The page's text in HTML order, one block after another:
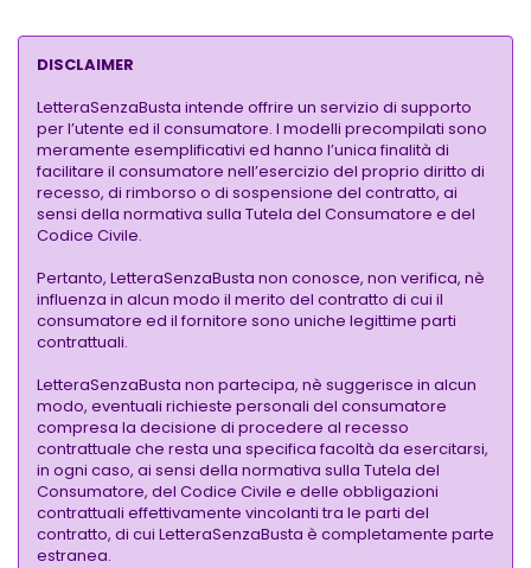
DISCLAIMER
LetteraSenzaBusta intende offrire un servizio di supporto
per l’utente ed il consumatore. I modelli precompilati sono
meramente esemplificativi ed hanno l’unica finalità di
facilitare il consumatore nell’esercizio del proprio diritto di
recesso, di rimborso o di sospensione del contratto, ai
sensi della normativa sulla Tutela del Consumatore e del
Codice Civile.
Pertanto, LetteraSenzaBusta non conosce, non verifica, nè
influenza in alcun modo il merito del contratto di cui il
consumatore ed il fornitore sono uniche legittime parti
contrattuali.
LetteraSenzaBusta non partecipa, nè suggerisce in alcun
modo, eventuali richieste personali del consumatore
compresa la decisione di procedere al recesso
contrattuale che resta una specifica facoltà da esercitarsi,
in ogni caso, ai sensi della normativa sulla Tutela del
Consumatore, del Codice Civile e delle obbligazioni
contrattuali effettivamente vincolanti tra le parti del
contratto, di cui LetteraSenzaBusta è completamente parte
estranea.